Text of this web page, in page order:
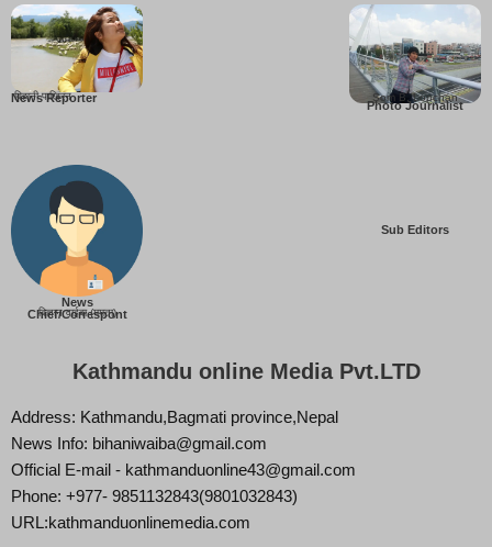
News Reporter
बिहानी पाख्रिन
Photo Journalist
Som B. Lopchan
News
Chief/Correspont
बिज्ञान वाईबा (ममता)
Sub Editors
Kathmandu online Media Pvt.LTD
Address: Kathmandu,Bagmati province,Nepal
News Info: bihaniwaiba@gmail.com
Official E-mail - kathmanduonline43@gmail.com
Phone: +977- 9851132843(9801032843)
URL:kathmanduonlinemedia.com